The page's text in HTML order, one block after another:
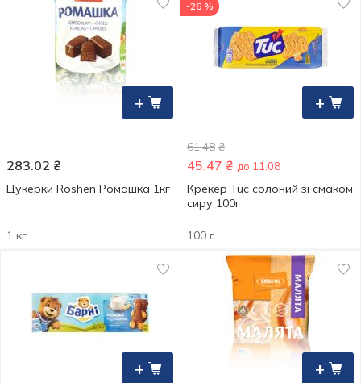
+
283.02 ₴
Цукерки Roshen Ромашка 1кг
1 кг
+
-26 %
61.48 ₴
45.47 ₴ до 11.08
Крекер Tuc солоний зі смаком
сиру 100г
100 г
+ +